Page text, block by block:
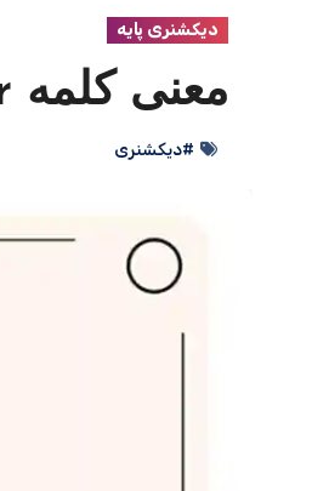
دیکشنری پایه
معنی کلمه Lower به فارسی با چند مثال
#دیکشنری